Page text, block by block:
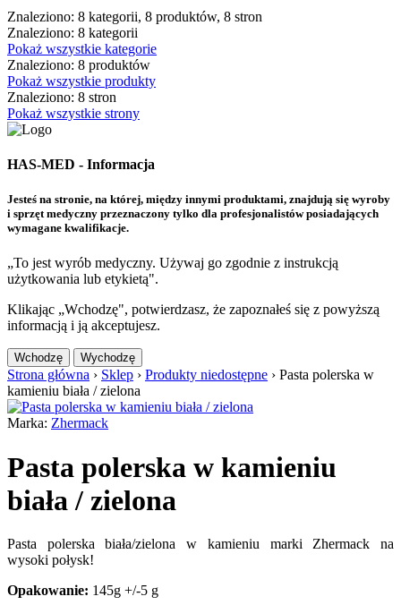
Znaleziono: 8 kategorii, 8 produktów, 8 stron
Znaleziono: 8 kategorii
Pokaż wszystkie kategorie
Znaleziono: 8 produktów
Pokaż wszystkie produkty
Znaleziono: 8 stron
Pokaż wszystkie strony
HAS-MED - Informacja
Jesteś na stronie, na której, między innymi produktami, znajdują się wyroby
i sprzęt medyczny przeznaczony tylko dla profesjonalistów posiadających
wymagane kwalifikacje.
„To jest wyrób medyczny. Używaj go zgodnie z instrukcją
użytkowania lub etykietą".
Klikając „Wchodzę", potwierdzasz, że zapoznałeś się z powyższą
informacją i ją akceptujesz.
Wchodzę Wychodzę
Strona główna › Sklep › Produkty niedostępne › Pasta polerska w
kamieniu biała / zielona
Marka: Zhermack
Pasta polerska w kamieniu
biała / zielona
Pasta polerska biała/zielona w kamieniu marki Zhermack na
wysoki połysk!
Opakowanie: 145g +/-5 g